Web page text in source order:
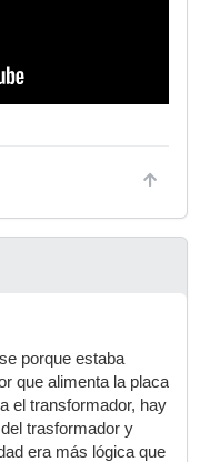
porque estaba
que alimenta la placa
el transformador, hay
trasformador y
era más lógica que